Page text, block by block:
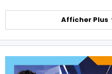
Afficher Plus